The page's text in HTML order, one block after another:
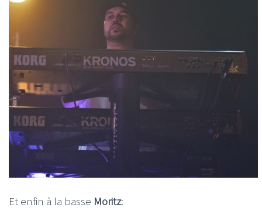
Et enfin à la basse Moritz: